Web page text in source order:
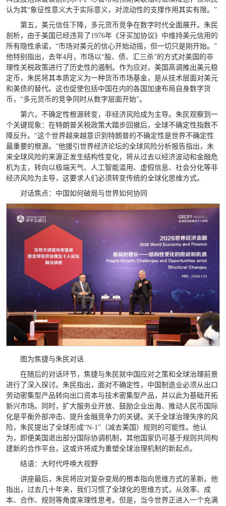
认为其“象征性意义大于实际意义，对流动性的支撑作用其实有限。”
第五，美元信任下降，多元货币竞争在数字时代全面展开。朱民
剖析，由于美国已经违背了1976年《牙买加协议》中维持美元信用的
所有隐性承诺，“市场对美元的信心开始动摇，但一切只是刚开始。”
他特别指出，去年4月，市场以“股、债、汇三杀”的方式对美国的非
理性关税政策进行了历史性的遏制。作为应对，美国高调推出美元稳
定币，朱民将其本质定义为一种货币市场基金，是从技术层面对美元
和美债的替代。这也促使包括中国在内的各国加速布局自身数字货
币，“多元货币的竞争同时从数字层面开始”。
第六，不确定性根源转变，非经济风险成为主导。朱民观察到一
个关键现象：在特朗普关税政策大踏步回撤后，全球不确定性指数不
降反升。“这个世界越来越意识到特朗普的不确定性是世界不确定性
最重要的根源。”他援引世界经济论坛的全球风险分析报告指出，未
来全球风险的来源正发生结构性变化，将从过去以经济波动和金融危
机为主，转向以极端天气、人工智能滥用、虚假信息、社会分化等非
经济风险为主导，这要求人们必须转变传统的全球化思维方式。
对话焦点：中国如何破局与世界如何协同
图为焦捷与朱民对话
在随后的对话环节，焦捷与朱民就中国应对之策和全球治理前景
进行了深入探讨。朱民指出，面对不确定性，中国制造业必须从出口
劳动密集型产品转向出口资本与技术密集型产品，并以此为基础开拓
新兴市场。同时，扩大服务业开放、鼓励企业出海、推动人民币国际
化是平衡外部冲击、提升金融竞争力的关键。关于全球治理失序的风
险，朱民提出了全球形成“N-1”（减去美国）规则的可能性。他认
为，即便美国退出部分国际协调机制，其他国家仍可基于规则共同构
建新的合作平台，这或许将成为重塑全球治理机制的新起点。
结语：大时代呼唤大视野
讲座最后，朱民将应对复杂变局的根本指向思维方式的革新。他
指出，过去几十年来，我们习惯了全球化的思维方式，从效率、成
本、合作、规则等角度来理性思考。但是，当今世界正进入一个充满